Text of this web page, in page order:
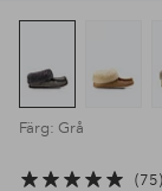
Färg: Grå
75